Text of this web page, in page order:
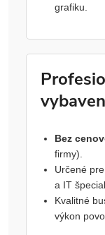
grafiku.
Bez
firmy).
Určené
a IT
Kvalitné
výkon